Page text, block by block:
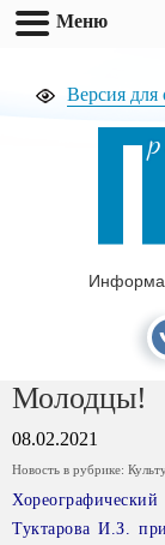
Версия для
Молодцы!
08.02.2021
Новость в рубрике:
Туктарова И.З.
Меню